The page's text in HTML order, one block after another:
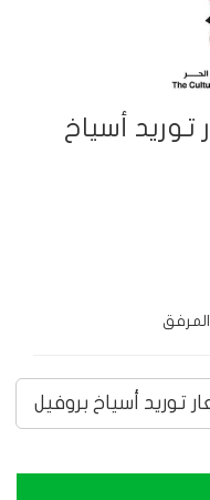
توريد أسياخ
توريد أسياخ بروفيل